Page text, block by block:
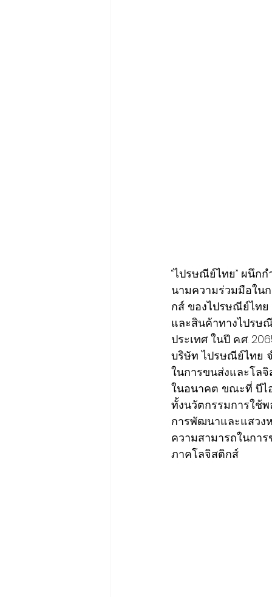
“ไปรษณีย์ไทย” ผนึก
นามความร่วมมือใน
กส์ ของไปรษณีย์ไทย
และสินค้าทางไปรษ
ประเทศ ในปี ค.ศ.
บริษัท ไปรษณีย์ไทย
ในการขนส่งและโล
ในอนาคต ขณะที่ บีไ
ทั้งนวัตกรรมการใช้
การพัฒนาและแสวง
ความสามารถในกา
ภาคโลจิสติกส์